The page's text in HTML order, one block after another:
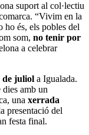
suport al col·lectiu
“Vivim en la
ho és, els pobles del
som, no tenir por
a celebrar
de juliol a Igualada.
dies amb un
una xerrada
presentació del
festa final.